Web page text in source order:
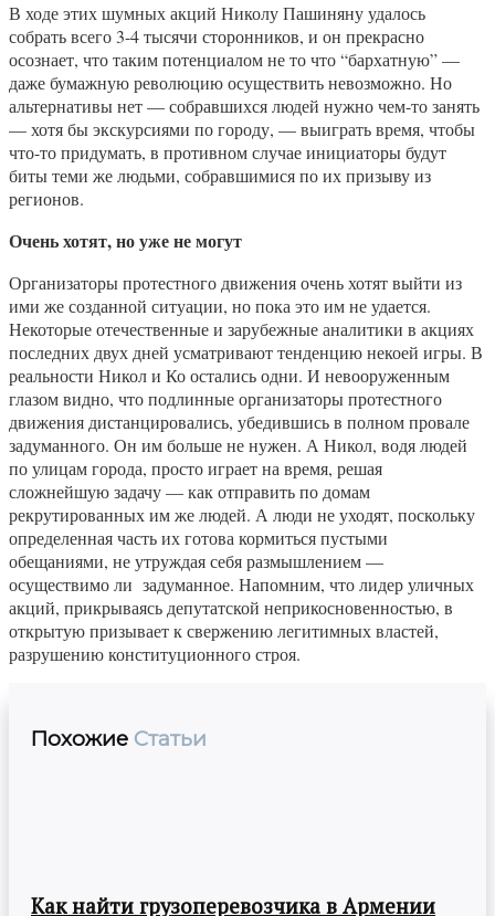
В ходе этих шумных акций Николу Пашиняну удалось
собрать всего 3-4 тысячи сторонников, и он прекрасно
осознает, что таким потенциалом не то что “бархатную” —
даже бумажную революцию осуществить невозможно. Но
альтернативы нет — собравшихся людей нужно чем-то занять
— хотя бы экскурсиями по городу, — выиграть время, чтобы
что-то придумать, в противном случае инициаторы будут
биты теми же людьми, собравшимися по их призыву из
регионов.
Очень хотят, но уже не могут
Организаторы протестного движения очень хотят выйти из
ими же созданной ситуации, но пока это им не удается.
Некоторые отечественные и зарубежные аналитики в акциях
последних двух дней усматривают тенденцию некоей игры. В
реальности Никол и Ко остались одни. И невооруженным
глазом видно, что подлинные организаторы протестного
движения дистанцировались, убедившись в полном провале
задуманного. Он им больше не нужен. А Никол, водя людей
по улицам города, просто играет на время, решая
сложнейшую задачу — как отправить по домам
рекрутированных им же людей. А люди не уходят, поскольку
определенная часть их готова кормиться пустыми
обещаниями, не утруждая себя размышлением —
осуществимо ли задуманное. Напомним, что лидер уличных
акций, прикрываясь депутатской неприкосновенностью, в
открытую призывает к свержению легитимных властей,
разрушению конституционного строя.
Похожие Статьи
Как найти грузоперевозчика в Армении